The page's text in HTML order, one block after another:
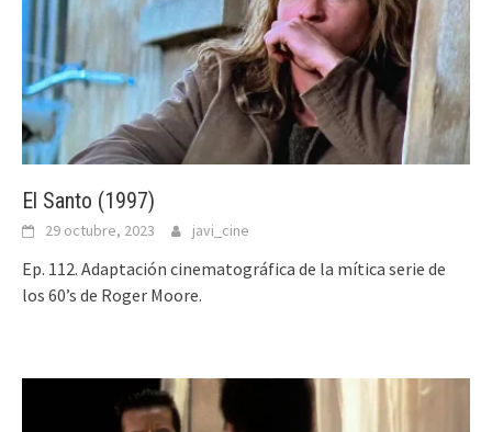
El Santo (1997)
29 octubre, 2023 javi_cine
Ep. 112. Adaptación cinematográfica de la mítica serie de
los 60’s de Roger Moore.